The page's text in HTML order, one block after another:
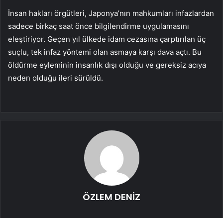
İnsan hakları örgütleri, Japonya’nın mahkumları infazlardan
sadece birkaç saat önce bilgilendirme uygulamasını
eleştiriyor. Geçen yıl ülkede idam cezasına çarptırılan üç
suçlu, tek infaz yöntemi olan asmaya karşı dava açtı. Bu
öldürme eyleminin insanlık dışı olduğu ve gereksiz acıya
neden olduğu ileri sürüldü.
ÖZLEM DENİZ